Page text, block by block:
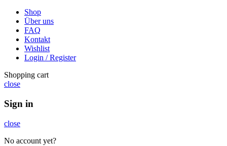
Shop
Über uns
FAQ
Kontakt
Wishlist
Login / Register
Shopping cart
close
Sign in
close
No account yet?